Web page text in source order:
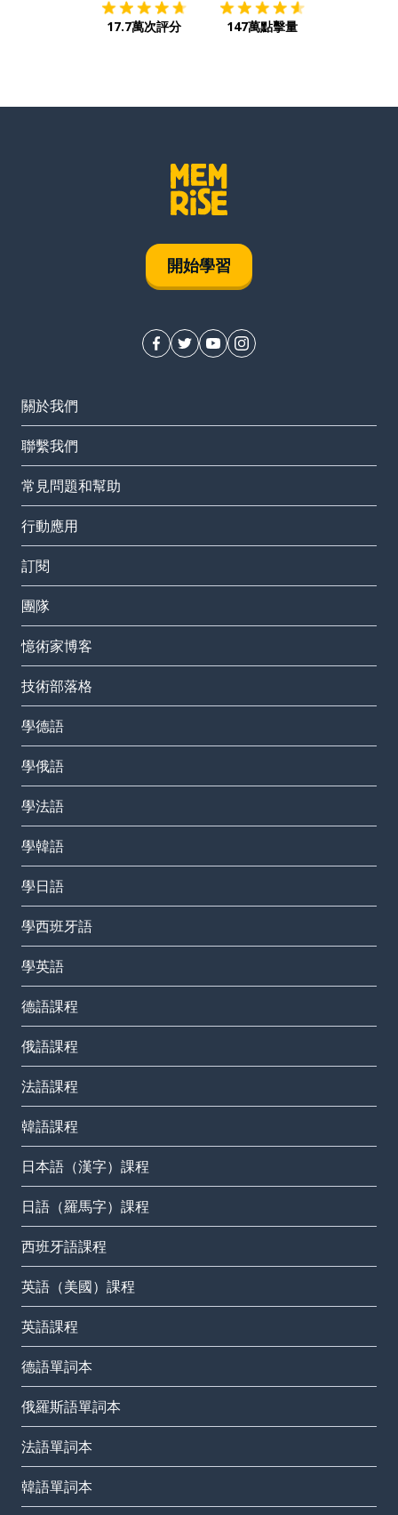
17.7萬次評分 147萬點擊量
開始學習
關於我們
聯繫我們
常見問題和幫助
行動應用
訂閱
團隊
憶術家博客
技術部落格
學德語
學俄語
學法語
學韓語
學日語
學西班牙語
學英語
德語課程
俄語課程
法語課程
韓語課程
日本語（漢字）課程
日語（羅馬字）課程
西班牙語課程
英語（美國）課程
英語課程
德語單詞本
俄羅斯語單詞本
法語單詞本
韓語單詞本